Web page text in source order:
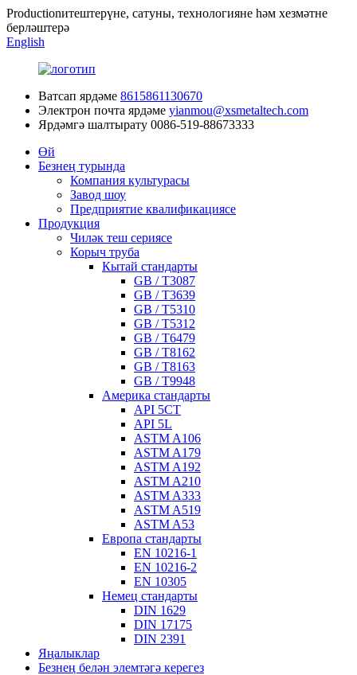
Productionитештерүне, сатуны, технологияне һәм хезмәтне
берләштерә
English
Ватсап ярдәме 8615861130670
Электрон почта ярдәме yianmou@xsmetaltech.com
Ярдәмгә шалтырату 0086-519-88673333
Өй
Безнең турында
Компания культурасы
Завод шоу
Предприятие квалификациясе
Продукция
Чиләк теш сериясе
Корыч труба
Кытай стандарты
GB / T3087
GB / T3639
GB / T5310
GB / T5312
GB / T6479
GB / T8162
GB / T8163
GB / T9948
Америка стандарты
API 5CT
API 5L
ASTM A106
ASTM A179
ASTM A192
ASTM A210
ASTM A333
ASTM A519
ASTM A53
Европа стандарты
EN 10216-1
EN 10216-2
EN 10305
Немец стандарты
DIN 1629
DIN 17175
DIN 2391
Яңалыклар
Безнең белән элемтәгә керегез